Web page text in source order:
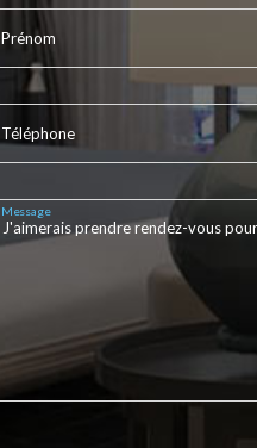
Prénom
Téléphone
Message